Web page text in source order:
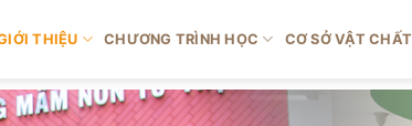
THIỆU CHƯƠNG TRÌNH HỌC CƠ SỞ VẬT CHẤT